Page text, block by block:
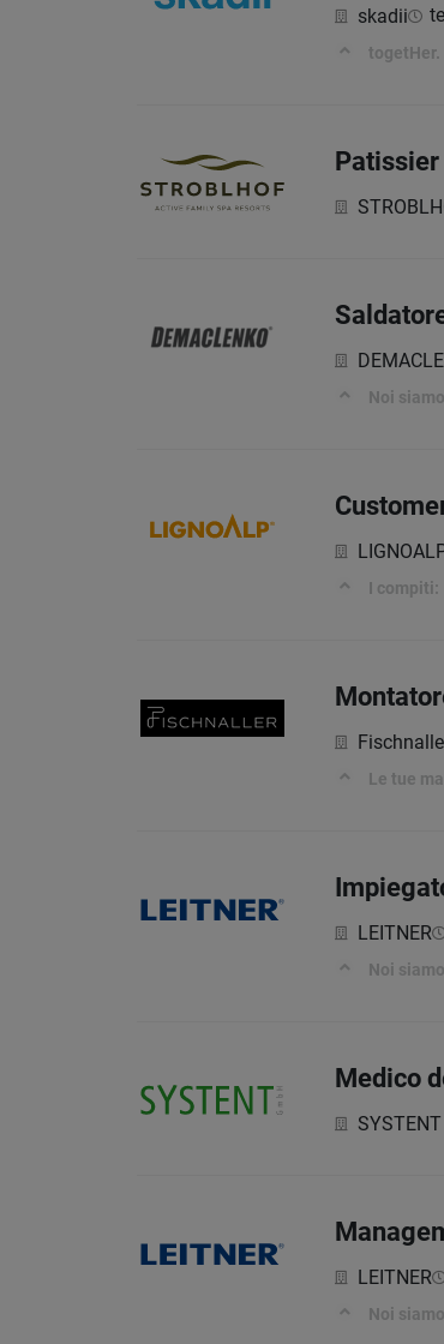
skadii
togetHer.
Noi
I compiti:
Le tue
LEITNER
Noi
Medico
LEITNER
Noi